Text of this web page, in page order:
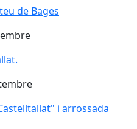
de Bages
i arrossada